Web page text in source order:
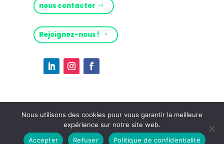
nous contacter
Rejoignez-nous !
Mentions légales– (c) Citti – 2026
Nous utilisons des cookies pour vous garantir la meilleure
expérience sur notre site web.
Accepter
Refuser Politique de confidentialité